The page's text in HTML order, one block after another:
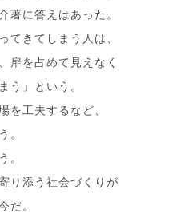
著に答えはあった。
てきてしまう人は、
扉を占めて見えなく
う」という。
を工夫するなど、
。
。
り添う社会づくりが
だ。